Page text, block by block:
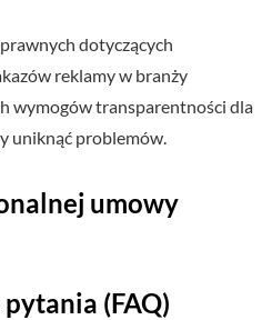
dotyczących
reklamy w branży
wymogów transparentności dla
uniknąć problemów.
umowy
(FAQ)